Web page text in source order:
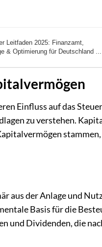
Leitfaden 2025: Finanzamt,
& Optimierung für Deutschland ...
Einfluss auf das
zu verstehen.
aus der Anlage und
Basis für die
und Dividenden, die